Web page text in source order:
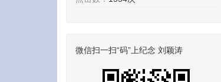
微信扫一扫“码”上纪念 刘颖涛